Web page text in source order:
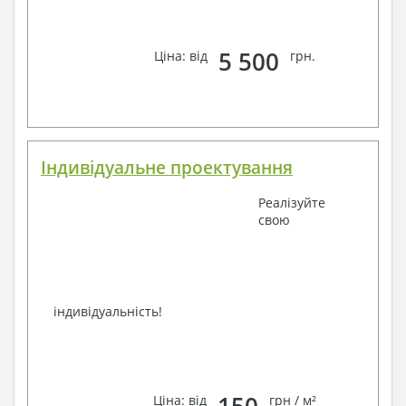
Завжди раді Вам допомогти!
Ціна: від 5 500 грн.
Індивідуальне проектування
Реалізуйте
свою
індивідуальність!
Ціна: від грн / м²